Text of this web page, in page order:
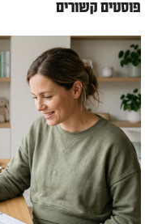
פוסטים קשורים